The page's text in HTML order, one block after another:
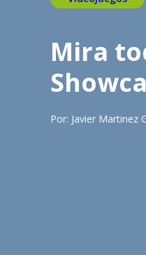
Mira
Por: Javier Martinez